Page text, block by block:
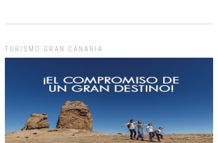
días, ella incluida...
Gato manso encontrado
Este gato macho ha aparecido en la calle hace menos de un mes, es muy
manso y extremadamente cari...
TURISMO GRAN CANARIA